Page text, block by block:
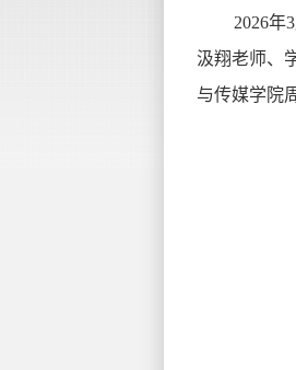
2026年
汲翔老师、
与传媒学院